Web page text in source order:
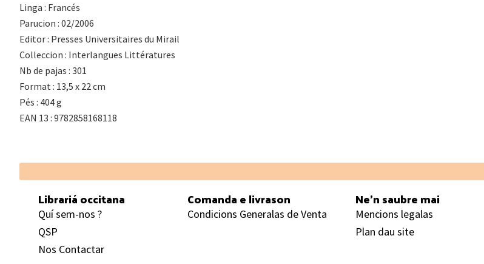
Linga : Francés
Parucion : 02/2006
Editor : Presses Universitaires du Mirail
Colleccion : Interlangues Littératures
Nb de pajas : 301
Format : 13,5 x 22 cm
Pés : 404 g
EAN 13 : 9782858168118
Footer
Librariá occitana
Quí sem-nos ?
QSP
Nos Contactar
Comanda e livrason
Condicions Generalas de Venta
Ne’n saubre mai
Mencions legalas
Plan dau site